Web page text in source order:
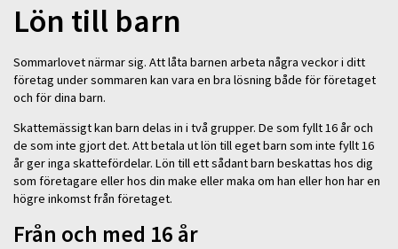
Lön till barn
Sommarlovet närmar sig. Att låta barnen arbeta några veckor i ditt
företag under sommaren kan vara en bra lösning både för företaget
och för dina barn.
Skattemässigt kan barn delas in i två grupper. De som fyllt 16 år och
de som inte gjort det. Att betala ut lön till eget barn som inte fyllt 16
år ger inga skattefördelar. Lön till ett sådant barn beskattas hos dig
som företagare eller hos din make eller maka om han eller hon har en
högre inkomst från företaget.
Från och med 16 år